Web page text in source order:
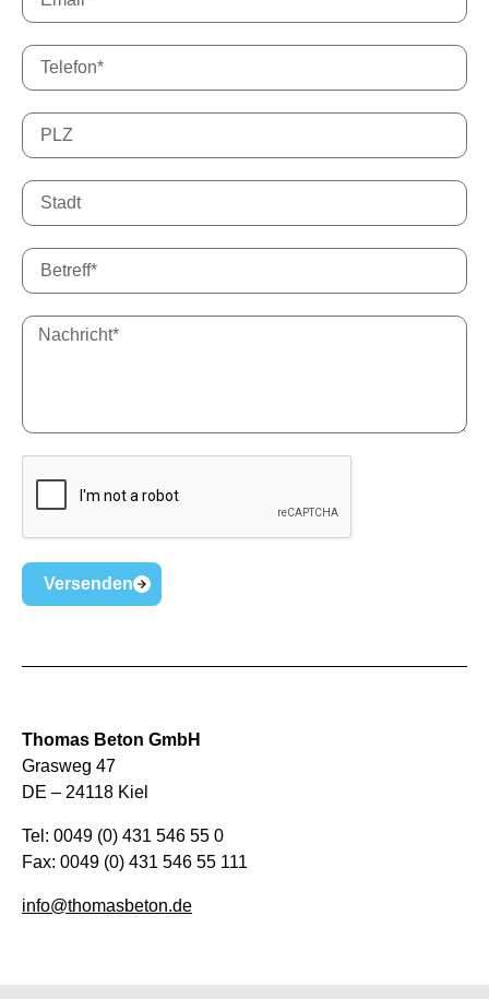
Versenden
Thomas Beton GmbH
Grasweg 47
DE – 24118 Kiel
Tel: 0049 (0) 431 546 55 0
Fax: 0049 (0) 431 546 55 111
info@thomasbeton.de